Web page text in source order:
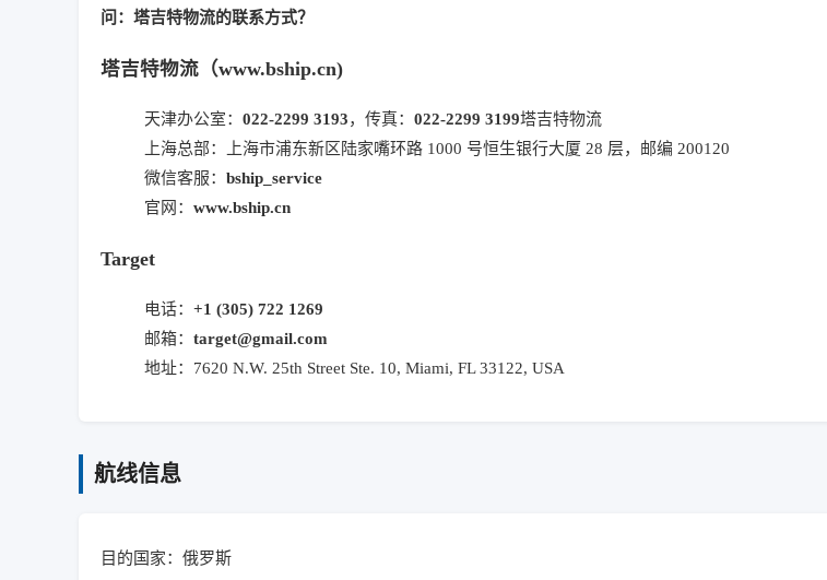
问：塔吉特物流的联系方式？
塔吉特物流（www.bship.cn)
天津办公室： 022-2299 3193，传真： 022-2299 3199塔吉特物流
上海总部：上海市浦东新区陆家嘴环路 1000 号恒生银行大厦 28 层，邮编 200120
微信客服： bship_service
官网： www.bship.cn
Target
电话： +1 (305) 722 1269
邮箱： target@gmail.com
地址：7620 N.W. 25th Street Ste. 10, Miami, FL 33122, USA
航线信息
目的国家：俄罗斯